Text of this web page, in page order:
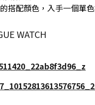
搭配顏色，入手一個單
WATCH